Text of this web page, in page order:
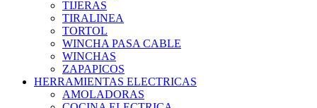
TIJERAS
TIRALINEA
TORTOL
WINCHA PASA CABLE
WINCHAS
ZAPAPICOS
HERRAMIENTAS ELECTRICAS
AMOLADORAS